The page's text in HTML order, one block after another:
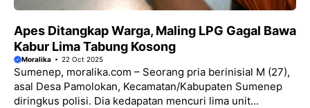
Apes Ditangkap Warga, Maling LPG Gagal Bawa
Kabur Lima Tabung Kosong
Moralika 22 Oct 2025
Sumenep, moralika.com – Seorang pria berinisial M (27),
asal Desa Pamolokan, Kecamatan/Kabupaten Sumenep
diringkus polisi. Dia kedapatan mencuri lima unit...